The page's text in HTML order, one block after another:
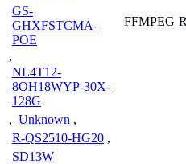
GS-
GHXFSTCMA-
POE
,
NL4T12-
8OH18WYP-30X-
128G
, Unknown ,
R-QS2510-HG20 ,
SD13W
FFMPEG